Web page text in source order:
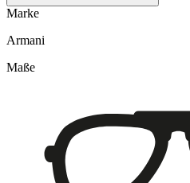
Marke
Armani
Maße